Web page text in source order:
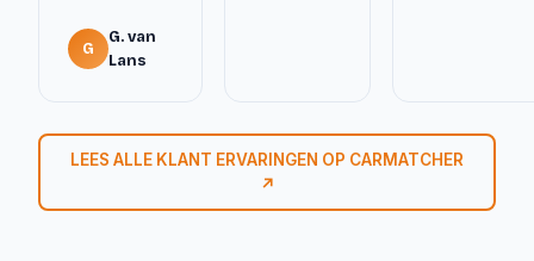
G
G. van
Lans
LEES ALLE KLANT ERVARINGEN OP CARMATCHER
↗